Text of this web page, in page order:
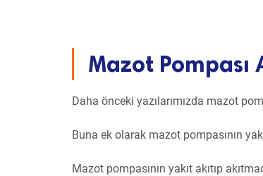
Mazot Pompası
Daha önceki yazılarımızda mazot
Buna ek olarak mazot pompasının
Mazot pompasının yakıt akıtıp